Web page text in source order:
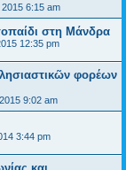
6:15 am
στη Μάνδρα
12:35 pm
φορέων
9:02 am
3:44 pm